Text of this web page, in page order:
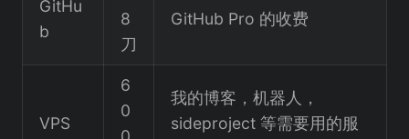
GitHu
b
8
刀
GitHub Pro 的收费
VPS
6
0
我的博客，机器人，
sideproject 等需要用的服